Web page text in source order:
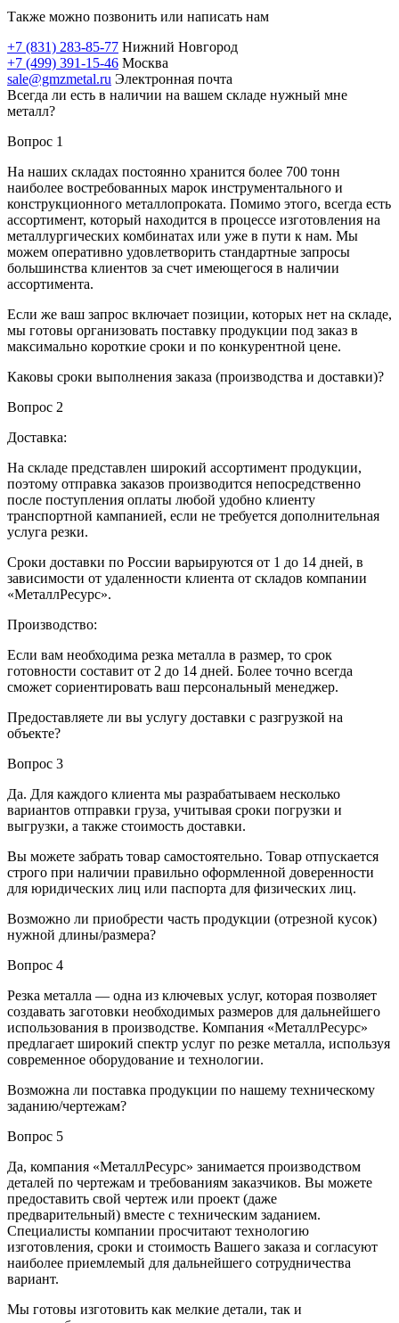
Также можно позвонить или написать нам
+7 (831) 283-85-77 Нижний Новгород
+7 (499) 391-15-46 Москва
sale@gmzmetal.ru Электронная почта
Всегда ли есть в наличии на вашем складе нужный мне
металл?
Вопрос 1
На наших складах постоянно хранится более 700 тонн
наиболее востребованных марок инструментального и
конструкционного металлопроката. Помимо этого, всегда есть
ассортимент, который находится в процессе изготовления на
металлургических комбинатах или уже в пути к нам. Мы
можем оперативно удовлетворить стандартные запросы
большинства клиентов за счет имеющегося в наличии
ассортимента.
Если же ваш запрос включает позиции, которых нет на складе,
мы готовы организовать поставку продукции под заказ в
максимально короткие сроки и по конкурентной цене.
Каковы сроки выполнения заказа (производства и доставки)?
Вопрос 2
Доставка:
На складе представлен широкий ассортимент продукции,
поэтому отправка заказов производится непосредственно
после поступления оплаты любой удобно клиенту
транспортной кампанией, если не требуется дополнительная
услуга резки.
Сроки доставки по России варьируются от 1 до 14 дней, в
зависимости от удаленности клиента от складов компании
«МеталлРесурс».
Производство:
Если вам необходима резка металла в размер, то срок
готовности составит от 2 до 14 дней. Более точно всегда
сможет сориентировать ваш персональный менеджер.
Предоставляете ли вы услугу доставки с разгрузкой на
объекте?
Вопрос 3
Да. Для каждого клиента мы разрабатываем несколько
вариантов отправки груза, учитывая сроки погрузки и
выгрузки, а также стоимость доставки.
Вы можете забрать товар самостоятельно. Товар отпускается
строго при наличии правильно оформленной доверенности
для юридических лиц или паспорта для физических лиц.
Возможно ли приобрести часть продукции (отрезной кусок)
нужной длины/размера?
Вопрос 4
Резка металла — одна из ключевых услуг, которая позволяет
создавать заготовки необходимых размеров для дальнейшего
использования в производстве. Компания «МеталлРесурс»
предлагает широкий спектр услуг по резке металла, используя
современное оборудование и технологии.
Возможна ли поставка продукции по нашему техническому
заданию/чертежам?
Вопрос 5
Да, компания «МеталлРесурс» занимается производством
деталей по чертежам и требованиям заказчиков. Вы можете
предоставить свой чертеж или проект (даже
предварительный) вместе с техническим заданием.
Специалисты компании просчитают технологию
изготовления, сроки и стоимость Вашего заказа и согласуют
наиболее приемлемый для дальнейшего сотрудничества
вариант.
Мы готовы изготовить как мелкие детали, так и